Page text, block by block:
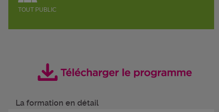
TOUT PUBLIC
La formation en détail